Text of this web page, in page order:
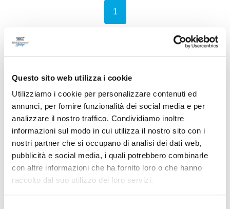
Questo sito web utilizza i cookie
Utilizziamo i cookie per personalizzare contenuti ed
annunci, per fornire funzionalità dei social media e per
analizzare il nostro traffico. Condividiamo inoltre
informazioni sul modo in cui utilizza il nostro sito con i
nostri partner che si occupano di analisi dei dati web,
pubblicità e social media, i quali potrebbero combinarle
con altre informazioni che ha fornito loro o che hanno
raccolto dal suo utilizzo dei loro servizi.
1